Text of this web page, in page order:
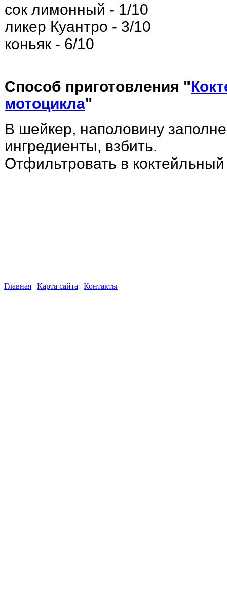
сок лимонный - 1/10
ликер Куантро - 3/10
коньяк - 6/10
Способ приготовления "
мотоцикла"
В шейкер, наполовину
ингредиенты, взбить.
Отфильтровать в
Главная | Карта сайта | Контакты